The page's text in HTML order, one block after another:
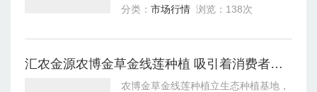
希望金线莲种植加盟，金线莲种植技术
文化程
分类： 市场行情 浏览：138次
汇农金源农博金草金线莲种植 吸引着消费者的关注力
农博金草金线莲种植立生态种植基地，